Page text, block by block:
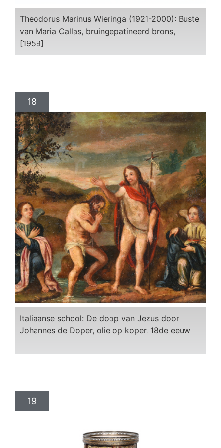
Theodorus Marinus Wieringa (1921-2000): Buste
van Maria Callas, bruingepatineerd brons,
[1959]
18
Italiaanse school: De doop van Jezus door
Johannes de Doper, olie op koper, 18de eeuw
19